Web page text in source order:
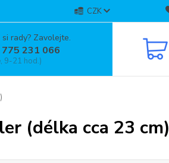
CZK
rady? Zavolejte.
231 066
9-21 hod.)
(délka cca 23 cm)